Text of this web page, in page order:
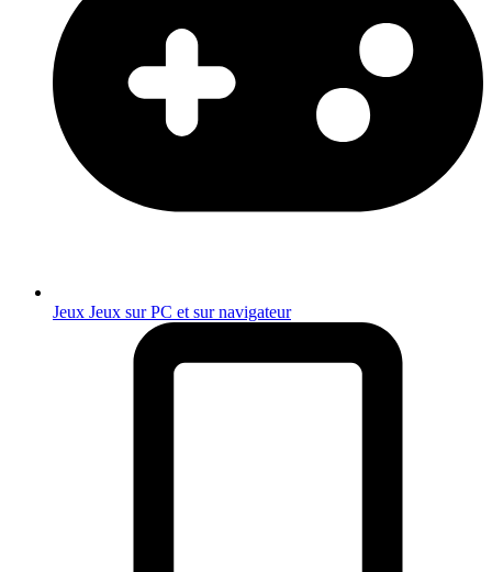
Jeux Jeux sur PC et sur navigateur